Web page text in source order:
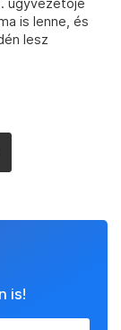
ügyvezetője
is lenne, és
lesz
is!